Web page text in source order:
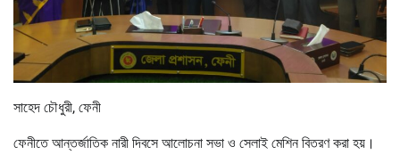
সাহেদ চৌধুরী, ফেনী
ফেনীতে আন্তর্জাতিক নারী দিবসে আলোচনা সভা ও সেলাই মেশিন বিতরণ করা হয়।